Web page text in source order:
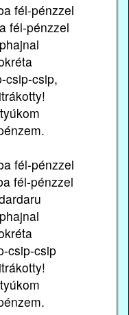
fél-pénzzel
fél-pénzzel
csip-csip,
fél-pénzzel
fél-pénzzel
csip-csip